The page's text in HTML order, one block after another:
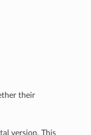
their
version. This